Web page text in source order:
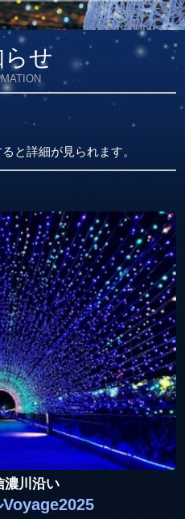
せ
と詳細が見られます。
濃川沿い